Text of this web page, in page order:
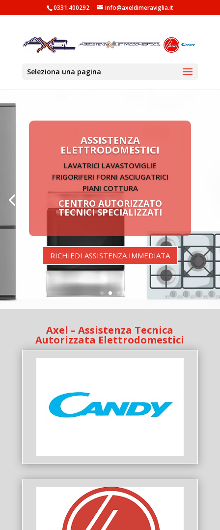
0331.400292 info@axeldimeraviglia.it
Seleziona una pagina
OUTLET
ELETTRODOMESTICI
RIVENDITORE AUTORIZZATO
SCOPRI LE NOSTRE OFFERTE
Axel – Assistenza Tecnica
Autorizzata Elettrodomestici